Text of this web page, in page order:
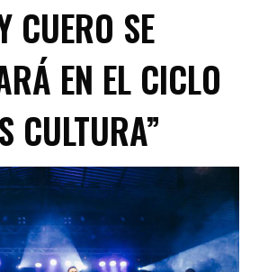
CUERO SE
EN EL CICLO
CULTURA”